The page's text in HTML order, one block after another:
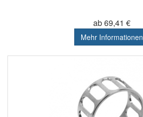
ab 69,41 €
Mehr Informationen